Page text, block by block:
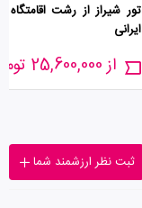
تور شیراز از رشت اقامتگاه
ایرانی
از 25,600,000 تومان
ثبت نظر ارزشمند شما